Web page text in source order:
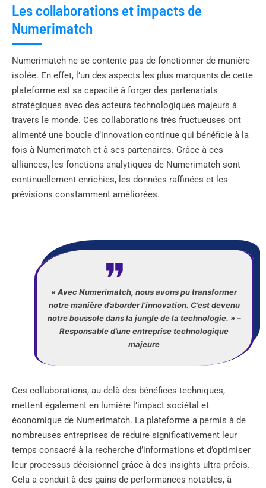
Les collaborations et impacts de
Numerimatch
Numerimatch ne se contente pas de fonctionner de manière
isolée. En effet, l’un des aspects les plus marquants de cette
plateforme est sa capacité à forger des partenariats
stratégiques avec des acteurs technologiques majeurs à
travers le monde. Ces collaborations très fructueuses ont
alimenté une boucle d’innovation continue qui bénéficie à la
fois à Numerimatch et à ses partenaires. Grâce à ces
alliances, les fonctions analytiques de Numerimatch sont
continuellement enrichies, les données raffinées et les
prévisions constamment améliorées.
« Avec Numerimatch, nous avons pu transformer
notre manière d’aborder l’innovation. C’est devenu
notre boussole dans la jungle de la technologie. » –
Responsable d’une entreprise technologique
majeure
Ces collaborations, au-delà des bénéfices techniques,
mettent également en lumière l’impact sociétal et
économique de Numerimatch. La plateforme a permis à de
nombreuses entreprises de réduire significativement leur
temps consacré à la recherche d’informations et d’optimiser
leur processus décisionnel grâce à des insights ultra-précis.
Cela a conduit à des gains de performances notables, à